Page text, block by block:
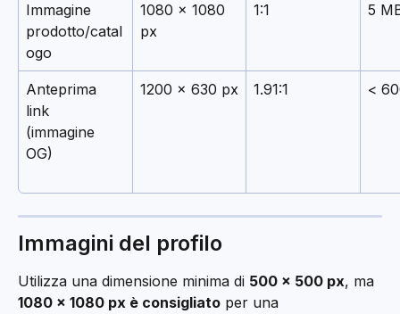
Immagine
prodotto/catal
ogo
1080 × 1080
px
1:1 5
Anteprima
link
(immagine
OG)
1200 × 630 px 1.91:1 <
Immagini del profilo
Utilizza una dimensione minima di 500 × 500 px, ma
1080 × 1080 px è consigliato per una